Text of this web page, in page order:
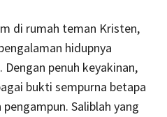
di rumah teman Kristen,
hidupnya
penuh keyakinan,
bukti sempurna betapa
Saliblah yang